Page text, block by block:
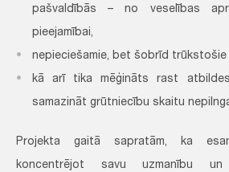
pašvaldībās – no veselības
pieejamībai,
nepieciešamie, bet šobrīd trūkstošie
kā arī tika mēģināts rast
samazināt grūtniecību skaitu
Projekta gaitā sapratām, ka
koncentrējot savu uzmanību